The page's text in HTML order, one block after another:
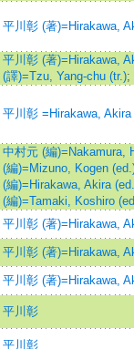
平川彰 (著)=Hirakawa,
平川彰 (著)=Hirakawa,
(譯)=Tzu, Yang-chu (tr.);
平川彰 =Hirakawa, Akira
中村元 (編)=Nakamura,
(編)=Mizuno, Kogen
(編)=Hirakawa, Akira
(編)=Tamaki, Koshiro
平川彰 (著)=Hirakawa,
平川彰 (著)=Hirakawa,
平川彰 (著)=Hirakawa,
平川彰
平川彰